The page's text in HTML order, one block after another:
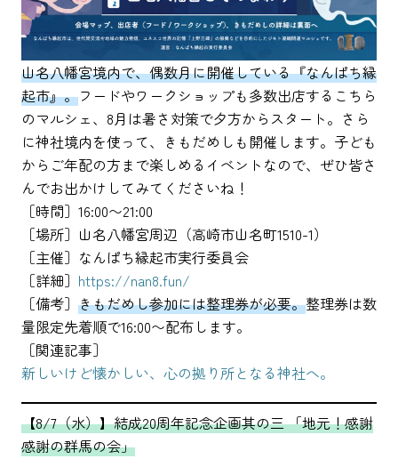
山名八幡宮境内で、偶数月に開催している『なんぱち縁
起市』。フードやワークショップも多数出店するこちら
のマルシェ、8月は暑さ対策で夕方からスタート。さら
に神社境内を使って、きもだめしも開催します。子ども
からご年配の方まで楽しめるイベントなので、ぜひ皆さ
んでお出かけしてみてくださいね！
［時間］16:00〜21:00
［場所］山名八幡宮周辺（高崎市山名町1510-1）
［主催］なんぱち縁起市実行委員会
［詳細］ https://nan8.fun/
［備考］ きもだめし参加には整理券が必要。整理券は数
量限定先着順で16:00〜配布します。
［関連記事］
新しいけど懐かしい、心の拠り所となる神社へ。
【8/7（水）】結成20周年記念企画其の三 「地元！感謝
感謝の群馬の会」